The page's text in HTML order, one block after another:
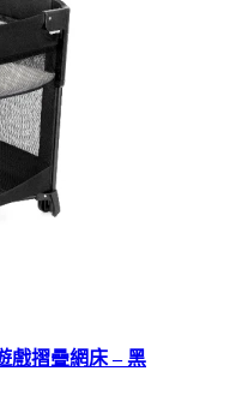
戲摺疊網床 – 黑